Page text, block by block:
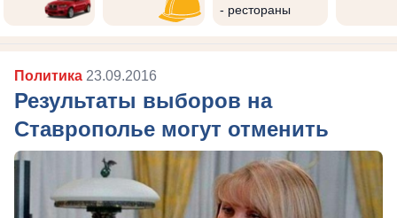
- рестораны
Политика 23.09.2016
Результаты выборов на
Ставрополье могут отменить